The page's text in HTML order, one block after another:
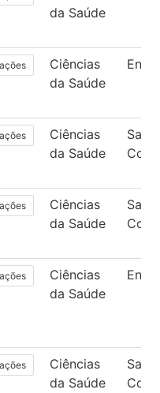
da Saúde
Ciências
da Saúde
Ciências
da Saúde
Ciências
da Saúde
Ciências
da Saúde
Ciências
da Saúde